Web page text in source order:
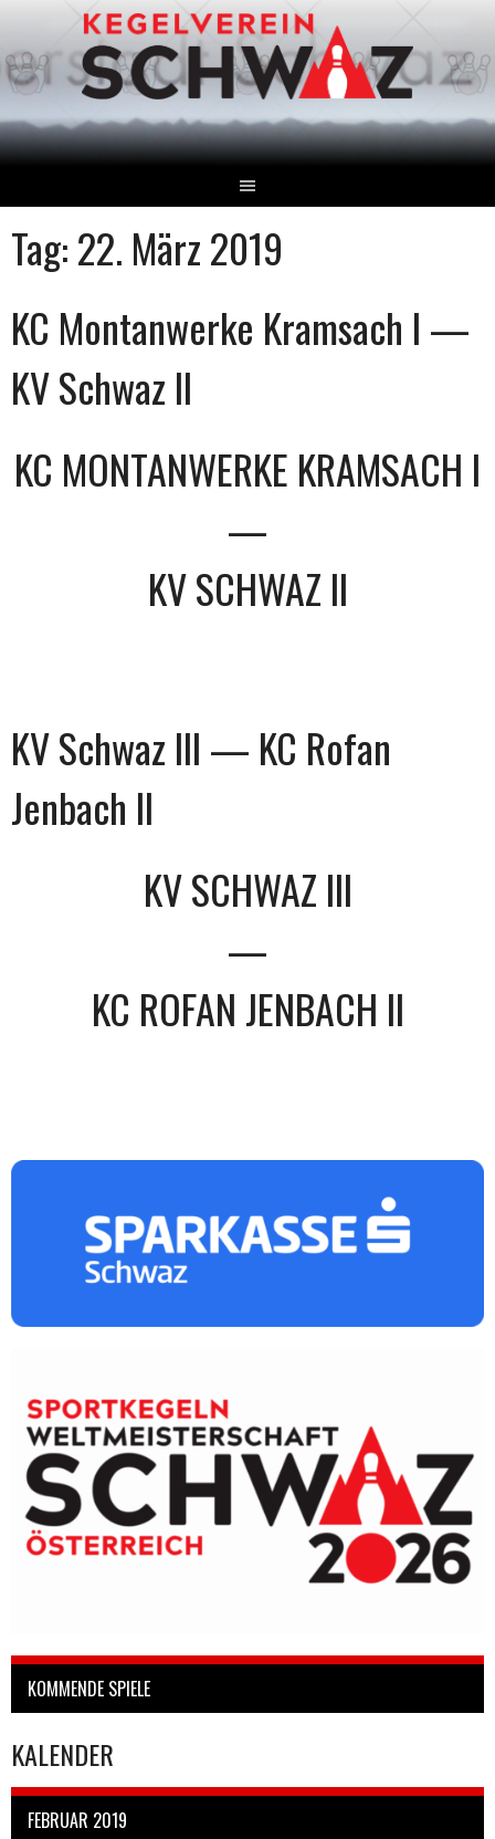
Inhalt
Tag:22. März 2019
KC Montanwerke Kramsach I —
KV Schwaz II
KC MONTANWERKE KRAMSACH I
—
KV SCHWAZ II
KV Schwaz III — KC Rofan
Jenbach II
KV SCHWAZ III
—
KC ROFAN JENBACH II
KOMMENDE SPIELE
KALENDER
FEBRUAR 2019